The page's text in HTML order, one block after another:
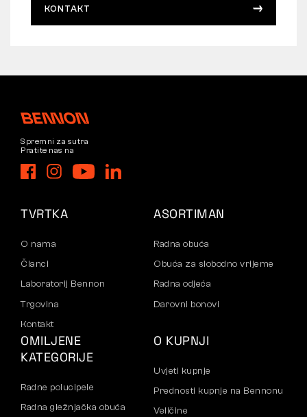
KONTAKT
Spremni za sutra
Pratite nas na
TVRTKA
O nama
Članci
Laboratorij Bennon
Trgovina
Kontakt
ASORTIMAN
Radna obuća
Obuća za slobodno vrijeme
Radna odjeća
Darovni bonovi
OMILJENE
KATEGORIJE
Radne polucipele
Radna gležnjačka obuća
O KUPNJI
Uvjeti kupnje
Prednosti kupnje na Bennonu
Veličine